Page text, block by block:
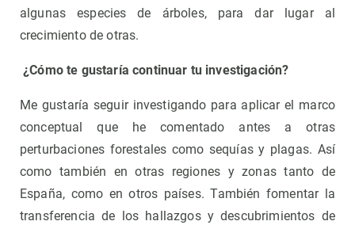
algunas especies de árboles, para dar lugar al
crecimiento de otras.
¿Cómo te gustaría continuar tu investigación?
Me gustaría seguir investigando para aplicar el marco
conceptual que he comentado antes a otras
perturbaciones forestales como sequías y plagas. Así
como también en otras regiones y zonas tanto de
España, como en otros países. También fomentar la
transferencia de los hallazgos y descubrimientos de